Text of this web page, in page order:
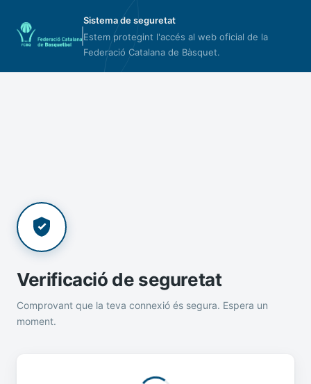
Sistema de seguretat
Estem protegint l'accés al web oficial de la
Federació Catalana de Bàsquet.
Verificació de seguretat
Comprovant que la teva connexió és segura. Espera un
moment.